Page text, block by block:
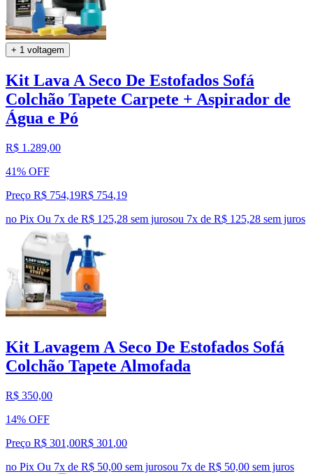
+ 1 voltagem
Kit Lava A Seco De Estofados Sofá
Colchão Tapete Carpete + Aspirador de
Água e Pó
R$ 1.289,00
41% OFF
Preço R$ 754,19R$ 754,19
no Pix Ou 7x de R$ 125,28 sem jurosou 7x de R$ 125,28 sem juros
Kit Lavagem A Seco De Estofados Sofá
Colchão Tapete Almofada
R$ 350,00
14% OFF
Preço R$ 301,00R$ 301 ,00
no Pix Ou 7x de R$ 50,00 sem jurosou 7x de R$ 50,00 sem juros